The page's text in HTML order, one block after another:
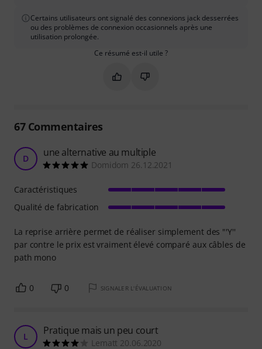
Certains utilisateurs ont signalé des connexions jack desserrées
ou des problèmes de connexion occasionnels après une
utilisation prolongée.
Ce résumé est-il utile ?
Marquer ce résumé comme utile
Marquer ce résumé comme
67Commentaires
D une alternative au multiple
Domidom 26.12.2021
La reprise arrière permet de réaliser simplement des "'Y''
par contre le prix est vraiment élevé comparé aux câbles de
path mono
Caractéristiques
Qualité de fabrication
0 0 SIGNALER L'ÉVALUATION
L Pratique mais un peu court
Lematt 20.06.2020